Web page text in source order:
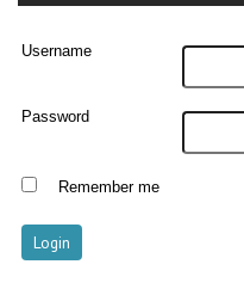
Username
Password
Remember me